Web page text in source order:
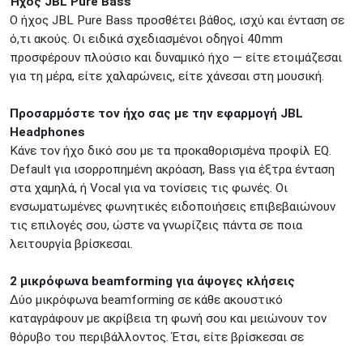
ΠΕΙΡΑΙΑΣ
Κονδύλη
ΜΕΤΑΜΟΡΦΩΣΗ
Τατοϊόυ 117
ΓΛΥΦΑΔΑ
A. Παπανδρέου 4
ΚΟΛΩΝΟΣ
Πτολεμαίου Κλαύδιου 8
ΘΕΣΣΑΛΟΝΙΚΗ
Δωδεκανήσου 28 &
Προσοχή!
Η Διαθεσιμότητα μεταβάλλεται συνεχώς
Διαβάστε εδώ
Ο ήχος JBL Pure Bass προσθέτει βάθος, ισχύ και ένταση σε
ό,τι ακούς. Οι ειδικά σχεδιασμένοι οδηγοί 40mm
προσφέρουν πλούσιο και δυναμικό ήχο — είτε ετοιμάζεσαι
για τη μέρα, είτε χαλαρώνεις, είτε χάνεσαι στη μουσική.
Προσαρμόστε τον ήχο σας με την εφαρμογή JBL
Headphones
Κάνε τον ήχο δικό σου με τα προκαθορισμένα προφίλ EQ.
Default για ισορροπημένη ακρόαση, Bass για έξτρα ένταση
στα χαμηλά, ή Vocal για να τονίσεις τις φωνές. Οι
ενσωματωμένες φωνητικές ειδοποιήσεις επιβεβαιώνουν
τις επιλογές σου, ώστε να γνωρίζεις πάντα σε ποια
λειτουργία βρίσκεσαι.
2 μικρόφωνα beamforming για άψογες κλήσεις
Δύο μικρόφωνα beamforming σε κάθε ακουστικό
καταγράφουν με ακρίβεια τη φωνή σου και μειώνουν τον
θόρυβο του περιβάλλοντος. Έτσι, είτε βρίσκεσαι σε